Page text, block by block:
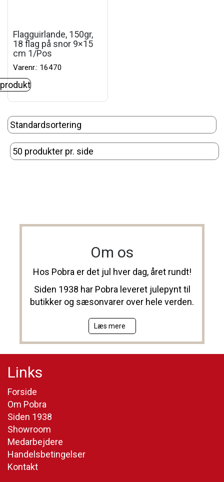
Flagguirlande, 150gr,
18 flag på snor 9×15
cm 1/Pos
Varenr.: 16470
Om os
Hos Pobra er det jul hver dag, året rundt!
Siden 1938 har Pobra leveret julepynt til
butikker og sæsonvarer over hele verden.
Læs mere
Links
Forside
Om Pobra
Siden 1938
Showroom
Medarbejdere
Handelsbetingelser
Kontakt